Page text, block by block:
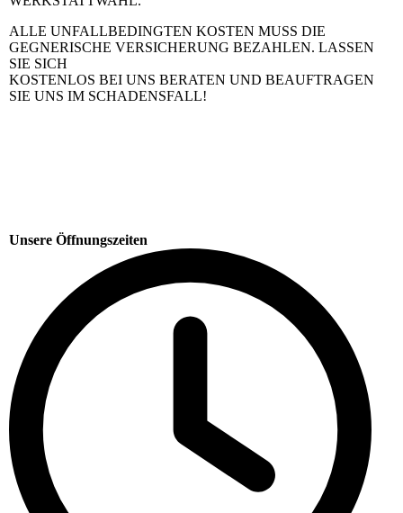
ALLE UNFALLBEDINGTEN KOSTEN MUSS DIE
GEGNERISCHE VERSICHERUNG BEZAHLEN. LASSEN
SIE SICH
KOSTENLOS BEI UNS BERATEN UND BEAUFTRAGEN
SIE UNS IM SCHADENSFALL!
Unsere Öffnungszeiten